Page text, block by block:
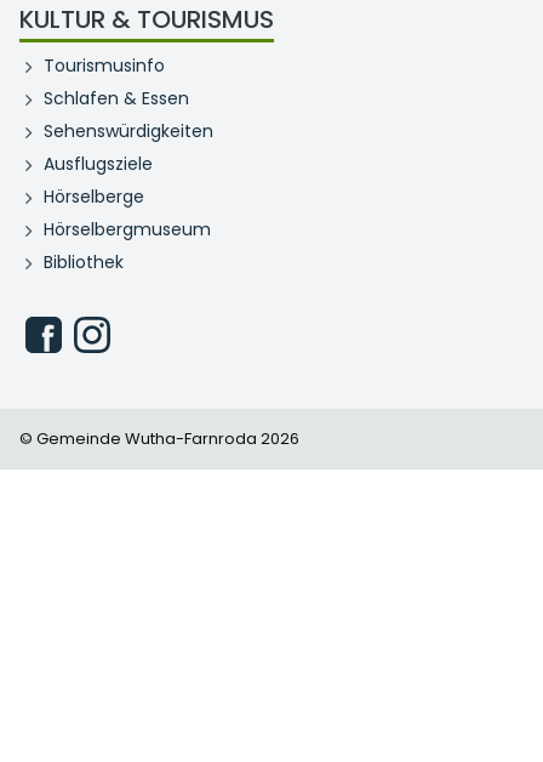
KULTUR & TOURISMUS
Tourismusinfo
Schlafen & Essen
Sehenswürdigkeiten
Ausflugsziele
Hörselberge
Hörselbergmuseum
Bibliothek
© Gemeinde Wutha-Farnroda 2026